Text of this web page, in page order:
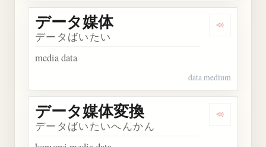
Dengarkan
データ媒体
データばいたい
media data
data medium
Dengarkan
データ媒体変換
データばいたいへんかん